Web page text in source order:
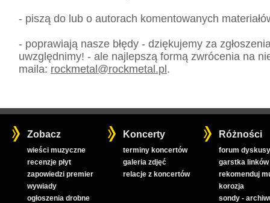
- piszą do lub o autorach komentowanych
- poprawiają nasze błędy - dziękujemy za
uwzględnimy! - ale najlepszą formą zwrócenia na
maila: rockmetal@rockmetal.pl.
Zobacz
wieści muzyczne
recenzje płyt
zapowiedzi premier
wywiady
ogłoszenia drobne
Koncerty
terminy koncertów
galeria zdjęć
relacje z koncertów
Różności
forum
garstka linków
rekomenduj
korozja
sondy -